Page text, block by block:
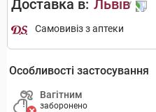
Доставка в: Львів
Самовивіз з аптеки
Особливості застосування
Вагітним
заборонено